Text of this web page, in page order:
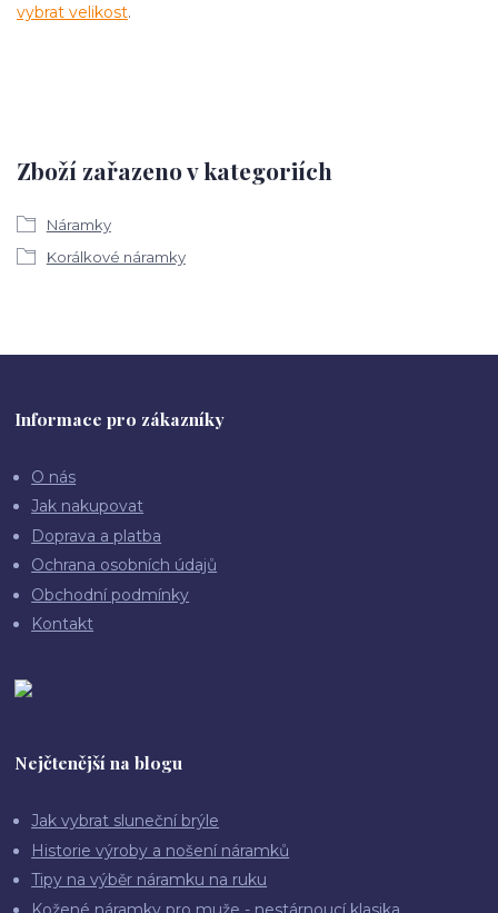
vybrat velikost.
Zboží zařazeno v kategoriích
Náramky
Korálkové náramky
Informace pro zákazníky
O nás
Jak nakupovat
Doprava a platba
Ochrana osobních údajů
Obchodní podmínky
Kontakt
Nejčtenější na blogu
Jak vybrat sluneční brýle
Historie výroby a nošení náramků
Tipy na výběr náramku na ruku